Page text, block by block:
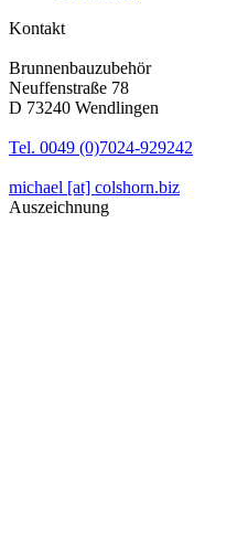
Kontakt
Brunnenbauzubehör
Neuffenstraße 78
D 73240 Wendlingen
Tel. 0049 (0)7024-929242
michael [at] colshorn.biz
Auszeichnung